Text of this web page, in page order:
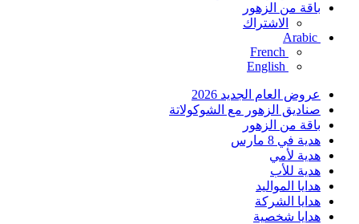
باقة من الزهور
الاشتراك
Arabic
French
English
عروض العام الجديد 2026
صناديق الزهور مع الشوكولاتة
باقة من الزهور
هدية في 8 مارس
هدية لأمي
هدية للأب
هدايا المواليد
هدايا الشركة
هدايا شخصية